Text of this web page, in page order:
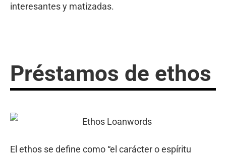
interesantes y matizadas.
Préstamos de ethos
El ethos se define como “el carácter o espíritu